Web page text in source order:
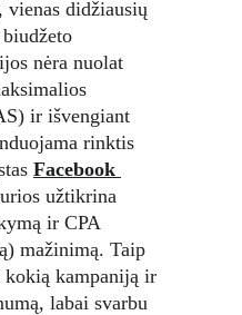
didžiausių
nėra nuolat
ir išvengiant
rinktis
Facebook
užtikrina
ir CPA
mažinimą. Taip
kokią kampaniją ir
labai svarbu